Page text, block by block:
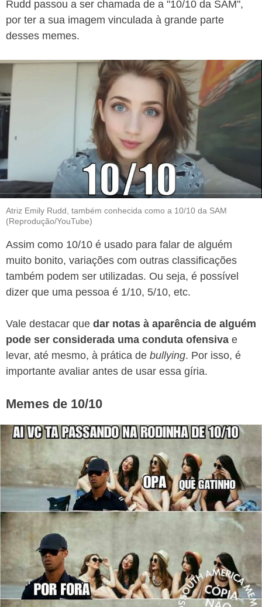
Rudd passou a ser chamada de a "10/10 da SAM",
por ter a sua imagem vinculada à grande parte
desses memes.
Atriz Emily Rudd, também conhecida como a 10/10 da SAM
(Reprodução/YouTube)
Assim como 10/10 é usado para falar de alguém
muito bonito, variações com outras classificações
também podem ser utilizadas. Ou seja, é possível
dizer que uma pessoa é 1/10, 5/10, etc.
Vale destacar que dar notas à aparência de alguém
pode ser considerada uma conduta ofensiva e
levar, até mesmo, à prática de bullying. Por isso, é
importante avaliar antes de usar essa gíria.
Memes de 10/10